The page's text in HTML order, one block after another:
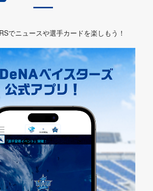
でニュースや選手カードを楽しもう！